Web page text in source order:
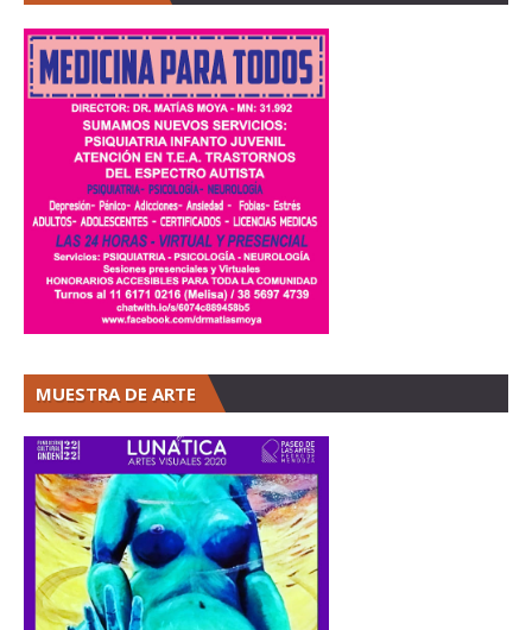
MUESTRA DE ARTE